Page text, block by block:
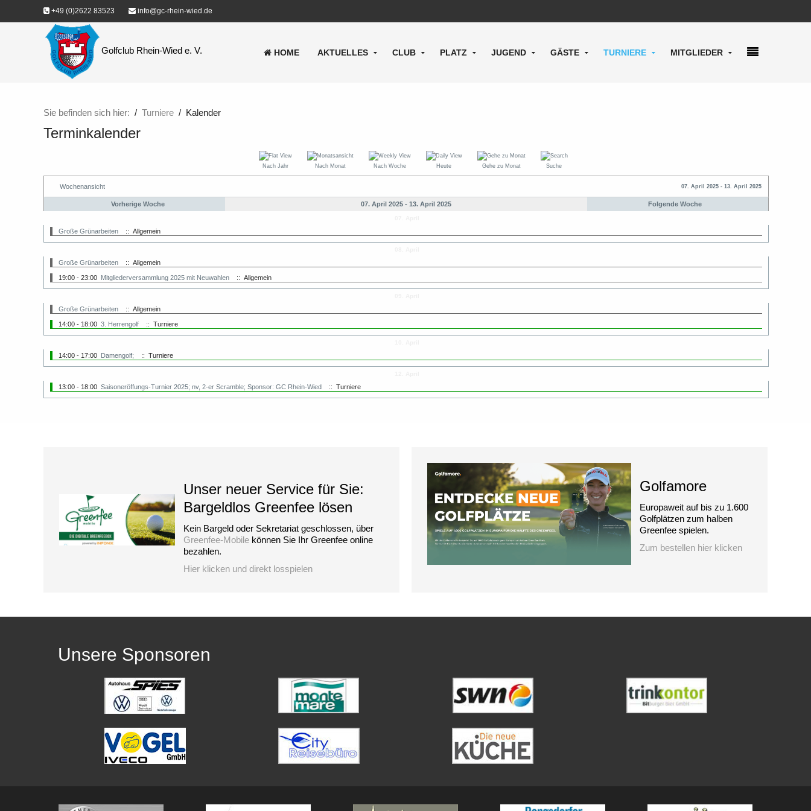
+49 (0)2622 83523 info@gc-rhein-wied.de
Golfclub Rhein-Wied e. V. HOME AKTUELLES CLUB PLATZ JUGEND GÄSTE TURNIERE MITGLIEDER
Sie befinden sich hier: Turniere Kalender
Terminkalender
Nach Jahr Nach Monat Nach Woche Heute Gehe zu Monat Suche
Wochenansicht 07. April 2025 - 13. April 2025
Vorherige Woche 07. April 2025 - 13. April 2025 Folgende Woche
Große Grünarbeiten :: Allgemein
Große Grünarbeiten :: Allgemein
19:00 - 23:00 Mitgliederversammlung 2025 mit Neuwahlen :: Allgemein
Große Grünarbeiten :: Allgemein
14:00 - 18:00 3. Herrengolf :: Turniere
14:00 - 17:00 Damengolf; :: Turniere
13:00 - 18:00 Saisoneröffungs-Turnier 2025; nv, 2-er Scramble; Sponsor: GC Rhein-Wied :: Turniere
Unser neuer Service für Sie:
Bargeldlos Greenfee lösen
Kein Bargeld oder Sekretariat geschlossen, über
Greenfee-Mobile können Sie Ihr Greenfee online
bezahlen.
Hier klicken und direkt losspielen
Golfamore
Europaweit auf bis zu 1.600
Golfplätzen zum halben
Greenfee spielen.
Zum bestellen hier klicken
Unsere Sponsoren